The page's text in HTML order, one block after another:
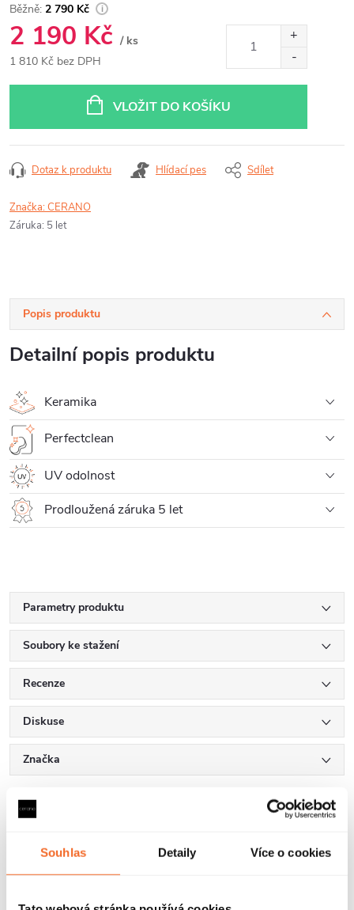
Souhlas Detaily Více o cookies
2 790 Kč
2 190 Kč / ks
1 810 Kč bez DPH
VLOŽIT DO KOŠÍKU
Dotaz k produktu Hlídací pes Sdílet
Značka:CERANO
Záruka: 5 let
Popis produktu
Detailní popis produktu
Keramika
Perfectclean
UV odolnost
Prodloužená záruka 5 let
Parametry produktu
Soubory ke stažení
Recenze
Diskuse
Značka
Další inspirace